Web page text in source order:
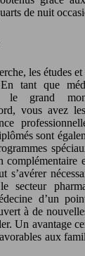
de nuit
les études
tant que
le grand
vous avez
sont
complémentaire
s’avérer
secteur
d’un
à de
Un avantage
aux